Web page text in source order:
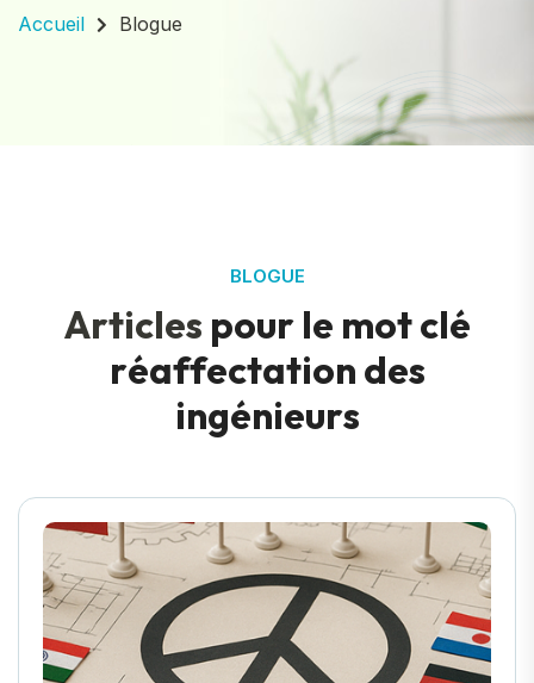
Accueil Blogue
BLOGUE
Articles pour le motclé
réaffectation des
ingénieurs